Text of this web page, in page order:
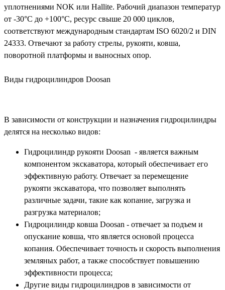
уплотнениями NOK или Hallite. Рабочий диапазон температур
от -30°C до +100°C, ресурс свыше 20 000 циклов,
соответствуют международным стандартам ISO 6020/2 и DIN
24333. Отвечают за работу стрелы, рукояти, ковша,
поворотной платформы и выносных опор.
Виды гидроцилиндров Doosan
В зависимости от конструкции и назначения гидроцилиндры
делятся на несколько видов:
Гидроцилиндр рукояти Doosan - является важным
компонентом экскаватора, который обеспечивает его
эффективную работу. Отвечает за перемещение
рукояти экскаватора, что позволяет выполнять
различные задачи, такие как копание, загрузка и
разгрузка материалов;
Гидроцилиндр ковша Doosan - отвечает за подъем и
опускание ковша, что является основой процесса
копания. Обеспечивает точность и скорость выполнения
земляных работ, а также способствует повышению
эффективности процесса;
Другие виды гидроцилиндров в зависимости от